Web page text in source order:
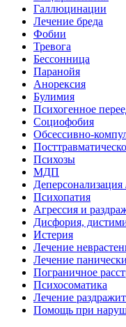
Галлюцинации
Лечение бреда
Фобии
Тревога
Бессонница
Паранойя
Анорексия
Булимия
Психогенное
Социофобия
Обсессивно-
Психозы
МДП
Деперсонализация
Психопатия
Агрессия и
Дисфория,
Истерия
Лечение
Лечение
Пограничное
Психосоматика
Лечение
Помощь при